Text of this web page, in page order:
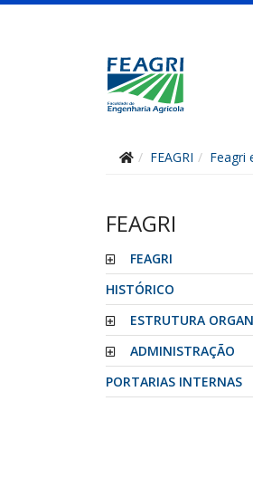
FEAGRI Feagri
FEAGRI
FEAGRI
HISTÓRICO
ESTRUTURA
ADMINISTRAÇÃO
PORTARIAS INTERNAS